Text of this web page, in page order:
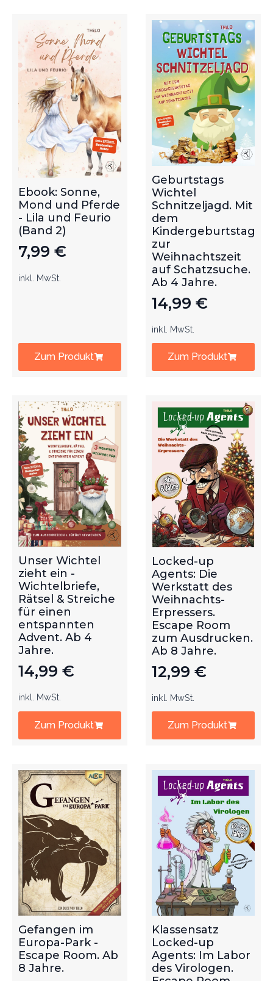
Ebook: Sonne,
Mond und Pferde
- Lila und Feurio
(Band 2)
7,99 €
inkl. MwSt.
Zum Produkt
Geburtstags
Wichtel
Schnitzeljagd. Mit
dem
Kindergeburtstag
zur
Weihnachtszeit
auf Schatzsuche.
Ab 4 Jahre.
14,99 €
inkl. MwSt.
Zum Produkt
Unser Wichtel
zieht ein -
Wichtelbriefe,
Rätsel & Streiche
für einen
entspannten
Advent. Ab 4
Jahre.
14,99 €
inkl. MwSt.
Zum Produkt
Locked-up
Agents: Die
Werkstatt des
Weihnachts-
Erpressers.
Escape Room
zum Ausdrucken.
Ab 8 Jahre.
12,99 €
inkl. MwSt.
Zum Produkt
Gefangen im
Europa-Park -
Escape Room. Ab
8 Jahre.
Klassensatz
Locked-up
Agents: Im Labor
des Virologen.